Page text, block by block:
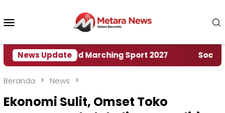
konten
News Update
World Marching Sport 2027 ‎Soal Rencana
Beranda News
Ekonomi Sulit, Omset Toko